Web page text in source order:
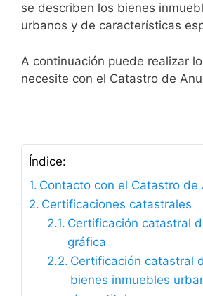
se describen los bienes
urbanos y de características
A continuación puede realizar
necesite con el Catastro de
Índice:
Contacto con el Catastro de
Certificaciones catastrales
Certificación catastral
gráfica
Certificación catastral
bienes inmuebles